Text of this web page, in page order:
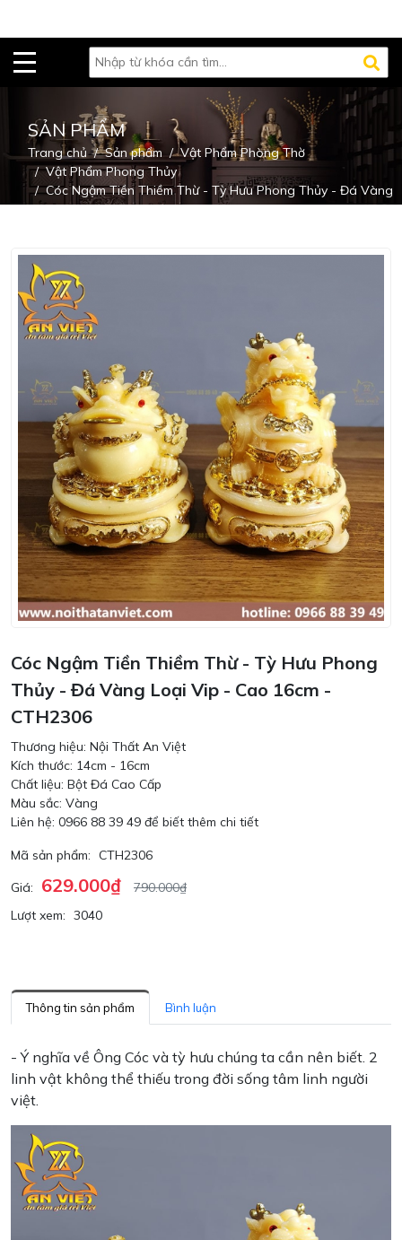
SẢN PHẨM
Trang chủ Sản phẩm
Vật Phẩm Phòng Thờ
Vật Phẩm Phong Thủy
Cóc Ngậm Tiền Thiềm Thừ - Tỳ Hưu Phong Thủy - Đá Vàng
Loại Vip - Cao 16cm - CTH2306
Cóc Ngậm Tiền Thiềm Thừ - Tỳ Hưu Phong
Thủy - Đá Vàng Loại Vip - Cao 16cm -
CTH2306
Thương hiệu: Nội Thất An Việt
Kích thước: 14cm - 16cm
Chất liệu: Bột Đá Cao Cấp
Màu sắc: Vàng
Liên hệ: 0966 88 39 49 để biết thêm chi tiết
Mã sản phẩm: CTH2306
Giá:
629.000₫
790.000₫
Lượt xem: 3040
Thông tin sản phẩm Bình luận
- Ý nghĩa về Ông Cóc và tỳ hưu chúng ta cần nên biết. 2
linh vật không thể thiếu trong đời sống tâm linh người
việt.